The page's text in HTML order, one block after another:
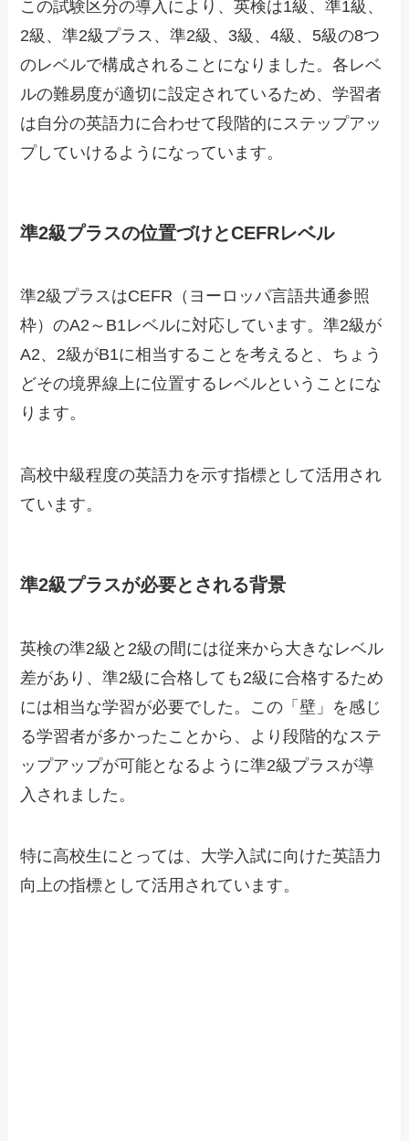
この試験区分の導入により、英検は1級、準1級、
2級、準2級プラス、準2級、3級、4級、5級の8つ
のレベルで構成されることになりました。各レベ
ルの難易度が適切に設定されているため、学習者
は自分の英語力に合わせて段階的にステップアッ
プしていけるようになっています。
準2級プラスの位置づけとCEFRレベル
準2級プラスはCEFR（ヨーロッパ言語共通参照
枠）のA2～B1レベルに対応しています。準2級が
A2、2級がB1に相当することを考えると、ちょう
どその境界線上に位置するレベルということにな
ります。
高校中級程度の英語力を示す指標として活用され
ています。
準2級プラスが必要とされる背景
英検の準2級と2級の間には従来から大きなレベル
差があり、準2級に合格しても2級に合格するため
には相当な学習が必要でした。この「壁」を感じ
る学習者が多かったことから、より段階的なステ
ップアップが可能となるように準2級プラスが導
入されました。
特に高校生にとっては、大学入試に向けた英語力
向上の指標として活用されています。